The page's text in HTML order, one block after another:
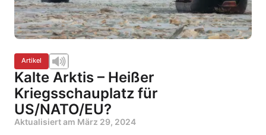
Artikel
Kalte Arktis – Heißer
Kriegsschauplatz für
US/NATO/EU?
Aktualisiert am März 29, 2024